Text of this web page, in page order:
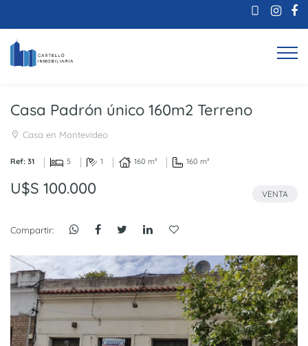
Casa Padrón único 160m2 Terreno
Casa en Montevideo
Ref: 31 5 1 160 m² 160 m²
U$S 100.000 VENTA
Compartir: